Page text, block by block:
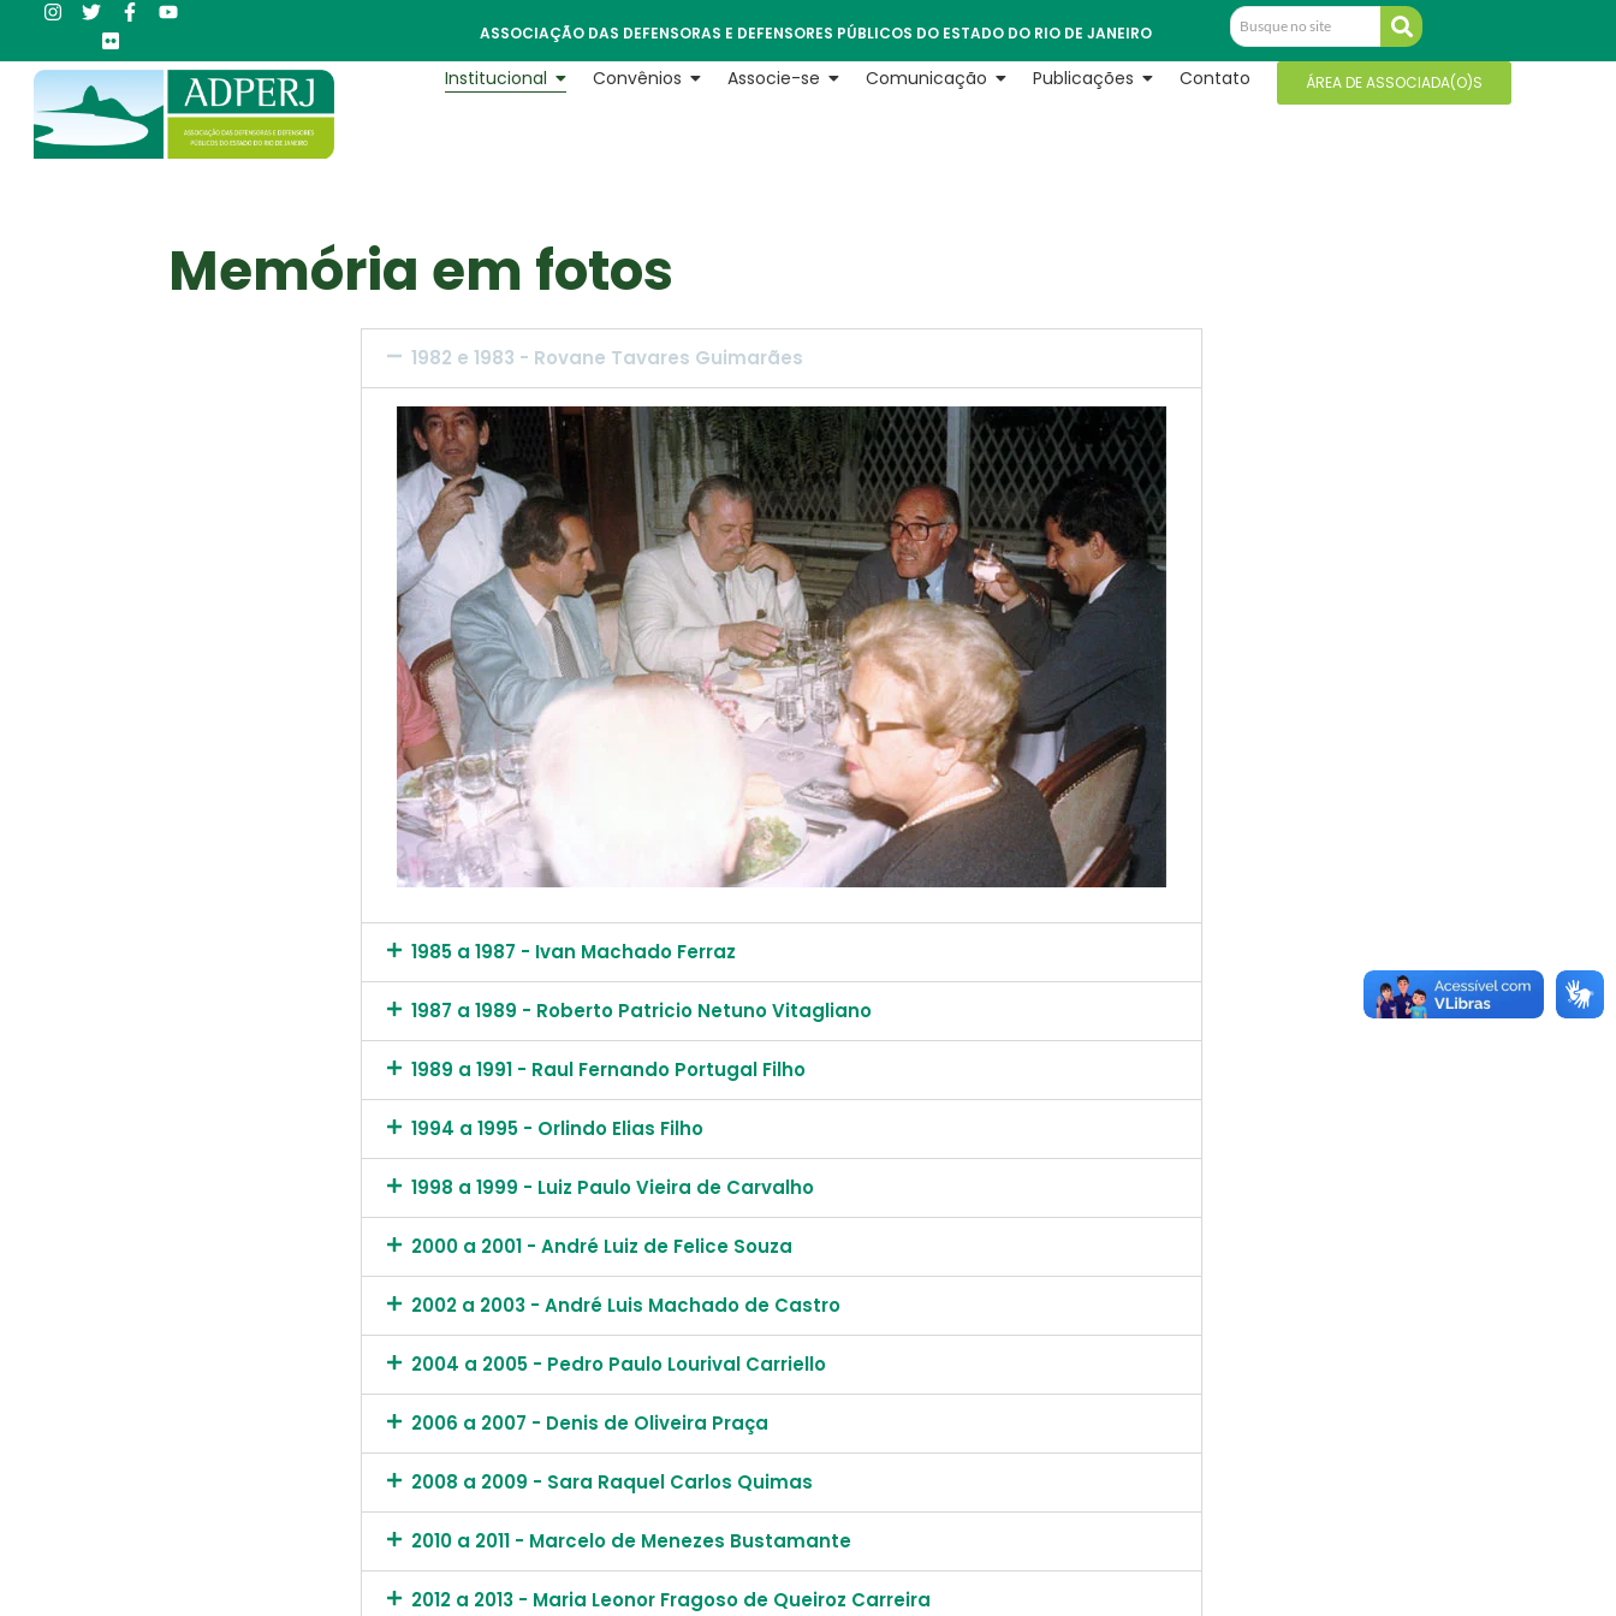
ASSOCIAÇÃO DAS DEFENSORAS E DEFENSORES PÚBLICOS DO ESTADO DO RIO DE JANEIRO
Institucional Convênios Associe-se Comunicação Publicações Contato ÁREA DE ASSOCIADA(O)S
Memória em fotos
1982 e 1983 - Rovane Tavares Guimarães
1985 a 1987 - Ivan Machado Ferraz
1987 a 1989 - Roberto Patricio Netuno Vitagliano
1989 a 1991 - Raul Fernando Portugal Filho
1994 a 1995 - Orlindo Elias Filho
1998 a 1999 - Luiz Paulo Vieira de Carvalho
2000 a 2001 - André Luiz de Felice Souza
2002 a 2003 - André Luis Machado de Castro
2004 a 2005 - Pedro Paulo Lourival Carriello
2006 a 2007 - Denis de Oliveira Praça
2008 a 2009 - Sara Raquel Carlos Quimas
2010 a 2011 - Marcelo de Menezes Bustamante
2012 a 2013 - Maria Leonor Fragoso de Queiroz Carreira